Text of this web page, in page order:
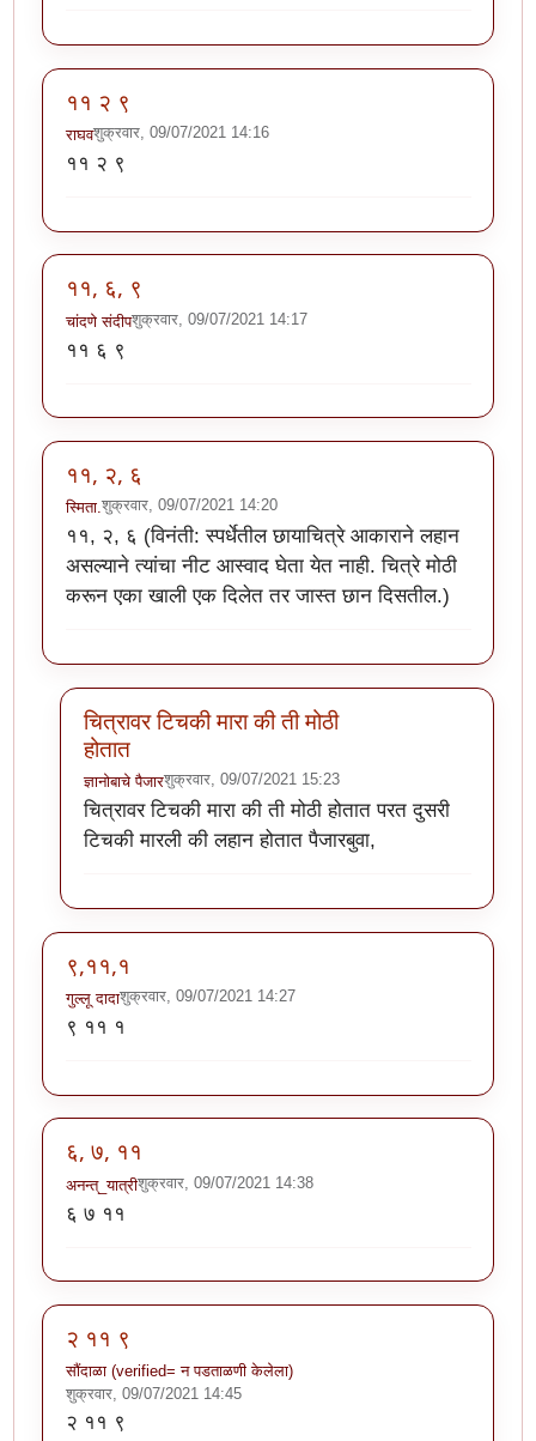
११ २ ९
राघवशुक्रवार, 09/07/2021 14:16
११ २ ९
११, ६, ९
चांदणे संदीपशुक्रवार, 09/07/2021 14:17
११ ६ ९
११, २, ६
स्मिता.शुक्रवार, 09/07/2021 14:20
११, २, ६ (विनंती: स्पर्धेतील छायाचित्रे आकाराने लहान
असल्याने त्यांचा नीट आस्वाद घेता येत नाही. चित्रे मोठी
करून एका खाली एक दिलेत तर जास्त छान दिसतील.)
चित्रावर टिचकी मारा की ती मोठी
होतात
ज्ञानोबाचे पैजारशुक्रवार, 09/07/2021 15:23
In reply to११, २, ६byस्मिता.
चित्रावर टिचकी मारा की ती मोठी होतात परत दुसरी
टिचकी मारली की लहान होतात पैजारबुवा,
९,११,१
गुल्लू दादाशुक्रवार, 09/07/2021 14:27
९ ११ १
६, ७, ११
अनन्त्_यात्रीशुक्रवार, 09/07/2021 14:38
६ ७ ११
२ ११ ९
सौंदाळा (verified= न पडताळणी केलेला)
शुक्रवार, 09/07/2021 14:45
२ ११ ९